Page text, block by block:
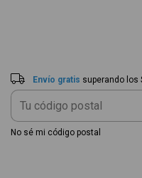
Envío gratis superando los
No sé mi código postal